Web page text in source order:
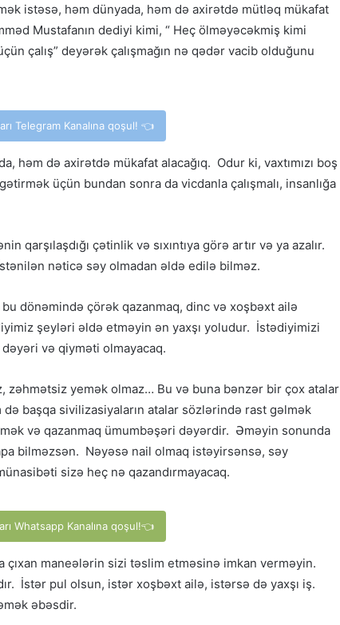
istəsə, həm dünyada, həm də axirətdə mütləq mükafat
Mustafanın dediyi kimi, “ Heç ölməyəcəkmiş kimi
çalış” deyərək çalışmağın nə qədər vacib olduğunu
Telegram Kanalına qoşul! 👈
həm də axirətdə mükafat alacağıq. Odur ki, vaxtımızı boş
üçün bundan sonra da vicdanla çalışmalı, insanlığa
qarşılaşdığı çətinlik və sıxıntıya görə artır və ya azalır.
nəticə səy olmadan əldə edilə bilməz.
dönəmində çörək qazanmaq, dinc və xoşbəxt ailə
şeyləri əldə etməyin ən yaxşı yoludur. İstədiyimizi
və qiyməti olmayacaq.
zəhmətsiz yemək olmaz… Bu və buna bənzər bir çox atalar
başqa sivilizasiyaların atalar sözlərində rast gəlmək
və qazanmaq ümumbəşəri dəyərdir. Əməyin sonunda
bilməzsən. Nəyəsə nail olmaq istəyirsənsə, səy
sizə heç nə qazandırmayacaq.
Whatsapp Kanalına qoşul!👈
çıxan maneələrin sizi təslim etməsinə imkan verməyin.
İstər pul olsun, istər xoşbəxt ailə, istərsə də yaxşı iş.
əbəsdir.